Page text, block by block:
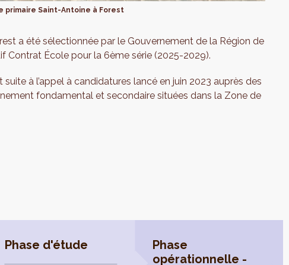
primaire Saint-Antoine à Forest
a été sélectionnée par le Gouvernement de la Région de
Contrat École pour la 6ème série (2025-2029).
à l’appel à candidatures lancé en juin 2023 auprès des
fondamental et secondaire situées dans la Zone de
Phase d'étude
Phase
opérationnelle -